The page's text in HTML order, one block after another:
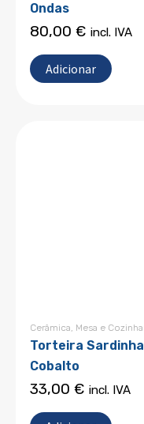
Ondas
80,00 € incl. IVA
Adicionar
Cerâmica, Mesa e Cozinha
Torteira Sardinha
Cobalto
33,00 € incl. IVA